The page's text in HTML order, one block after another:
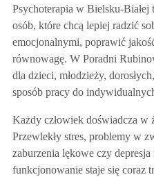
Psychoterapia w Bielsku-
osób, które chcą lepiej radzić
emocjonalnymi, poprawić
równowagę. W Poradni
dla dzieci, młodzieży,
sposób pracy do
Każdy człowiek doświadcza w
Przewlekły stres, problemy w
zaburzenia lękowe czy
funkcjonowanie staje się coraz